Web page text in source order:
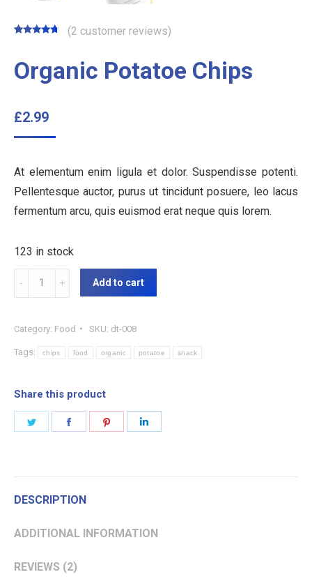
Organic Potatoe Chips
£2.99
based on
customer
ratings
(2 customer reviews)
At elementum enim ligula et dolor. Suspendisse potenti.
Pellentesque auctor, purus ut tincidunt posuere, leo lacus
fermentum arcu, quis euismod erat neque quis lorem.
123 in stock
Organic
Potatoe
quantity
Add to cart
Category: Food SKU: dt-008
Tags: chips food organic potatoe snack
Share this product
DESCRIPTION
ADDITIONAL INFORMATION
REVIEWS (2)